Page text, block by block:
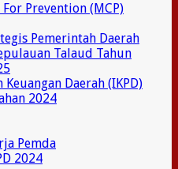
Prevention (MCP)
Pemerintah Daerah
Talaud Tahun
Daerah (IKPD)
2024
Pemda
2024